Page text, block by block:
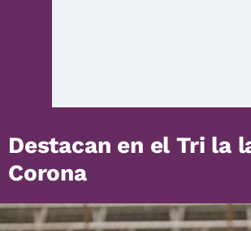
Destacan en el Tri la
Corona